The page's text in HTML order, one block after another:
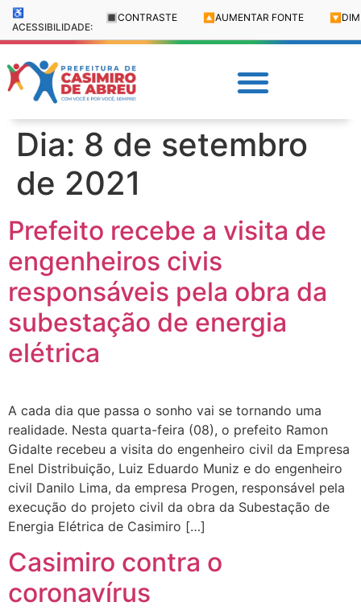
♿
ACESSIBILIDADE:
🔳 CONTRASTE 🔼 AUMENTAR FONTE 🔽
Dia: 8 de setembro
de 2021
Prefeito recebe a visita de
engenheiros civis
responsáveis pela obra da
subestação de energia
elétrica
A cada dia que passa o sonho vai se tornando uma
realidade. Nesta quarta-feira (08), o prefeito Ramon
Gidalte recebeu a visita do engenheiro civil da Empresa
Enel Distribuição, Luiz Eduardo Muniz e do engenheiro
civil Danilo Lima, da empresa Progen, responsável pela
execução do projeto civil da obra da Subestação de
Energia Elétrica de Casimiro […]
Casimiro contra o
coronavírus